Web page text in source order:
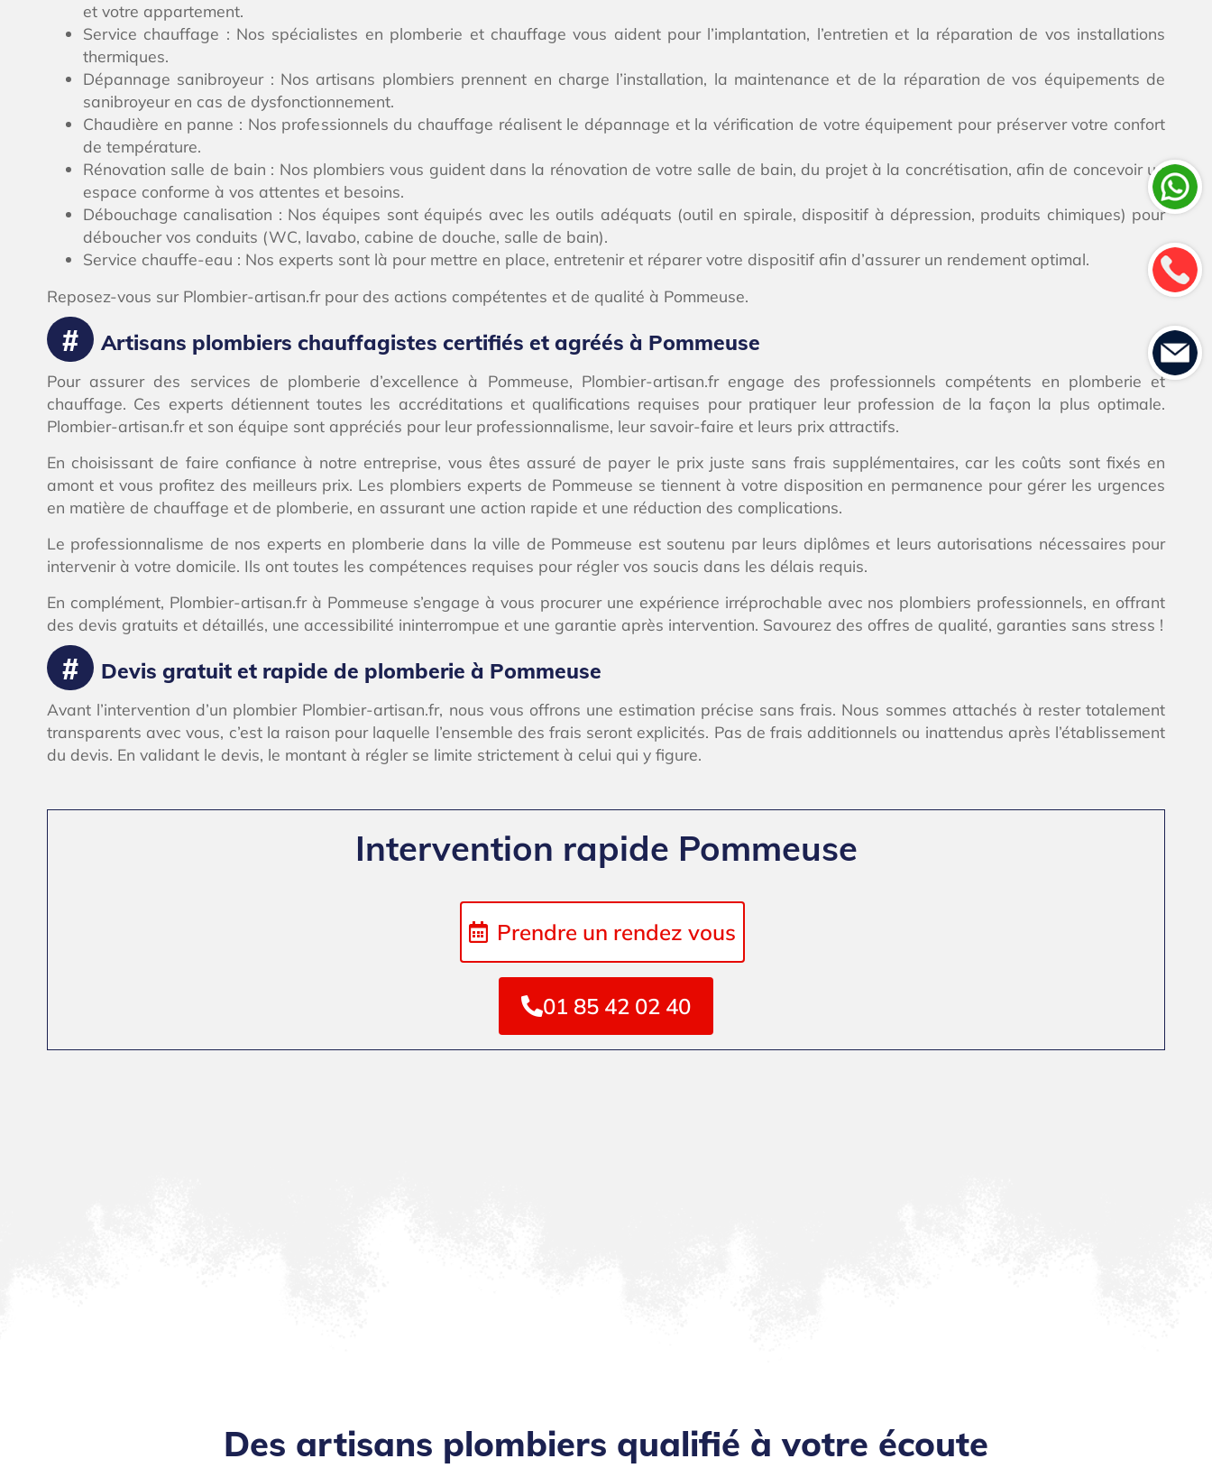
et votre appartement.
Service chauffage : Nos spécialistes en plomberie et chauffage vous aident pour l’implantation, l’entretien et la réparation de vos installations
thermiques.
Dépannage sanibroyeur : Nos artisans plombiers prennent en charge l’installation, la maintenance et de la réparation de vos équipements de
sanibroyeur en cas de dysfonctionnement.
Chaudière en panne : Nos professionnels du chauffage réalisent le dépannage et la vérification de votre équipement pour préserver votre confort
de température.
Rénovation salle de bain : Nos plombiers vous guident dans la rénovation de votre salle de bain, du projet à la concrétisation, afin de concevoir un
espace conforme à vos attentes et besoins.
Débouchage canalisation : Nos équipes sont équipés avec les outils adéquats (outil en spirale, dispositif à dépression, produits chimiques) pour
déboucher vos conduits (WC, lavabo, cabine de douche, salle de bain).
Service chauffe-eau : Nos experts sont là pour mettre en place, entretenir et réparer votre dispositif afin d’assurer un rendement optimal.
Reposez-vous sur Plombier-artisan.fr pour des actions compétentes et de qualité à Pommeuse.
Artisans plombiers chauffagistes certifiés et agréés à Pommeuse
Pour assurer des services de plomberie d’excellence à Pommeuse, Plombier-artisan.fr engage des professionnels compétents en plomberie et
chauffage. Ces experts détiennent toutes les accréditations et qualifications requises pour pratiquer leur profession de la façon la plus optimale.
Plombier-artisan.fr et son équipe sont appréciés pour leur professionnalisme, leur savoir-faire et leurs prix attractifs.
En choisissant de faire confiance à notre entreprise, vous êtes assuré de payer le prix juste sans frais supplémentaires, car les coûts sont fixés en
amont et vous profitez des meilleurs prix. Les plombiers experts de Pommeuse se tiennent à votre disposition en permanence pour gérer les urgences
en matière de chauffage et de plomberie, en assurant une action rapide et une réduction des complications.
Le professionnalisme de nos experts en plomberie dans la ville de Pommeuse est soutenu par leurs diplômes et leurs autorisations nécessaires pour
intervenir à votre domicile. Ils ont toutes les compétences requises pour régler vos soucis dans les délais requis.
En complément, Plombier-artisan.fr à Pommeuse s’engage à vous procurer une expérience irréprochable avec nos plombiers professionnels, en offrant
des devis gratuits et détaillés, une accessibilité ininterrompue et une garantie après intervention. Savourez des offres de qualité, garanties sans stress !
Devis gratuit et rapide de plomberie à Pommeuse
Avant l’intervention d’un plombier Plombier-artisan.fr, nous vous offrons une estimation précise sans frais. Nous sommes attachés à rester totalement
transparents avec vous, c’est la raison pour laquelle l’ensemble des frais seront explicités. Pas de frais additionnels ou inattendus après l’établissement
du devis. En validant le devis, le montant à régler se limite strictement à celui qui y figure.
Intervention rapide Pommeuse
Prendre un rendez vous
01 85 42 02 40
Des artisans plombiers qualifié à votre écoute